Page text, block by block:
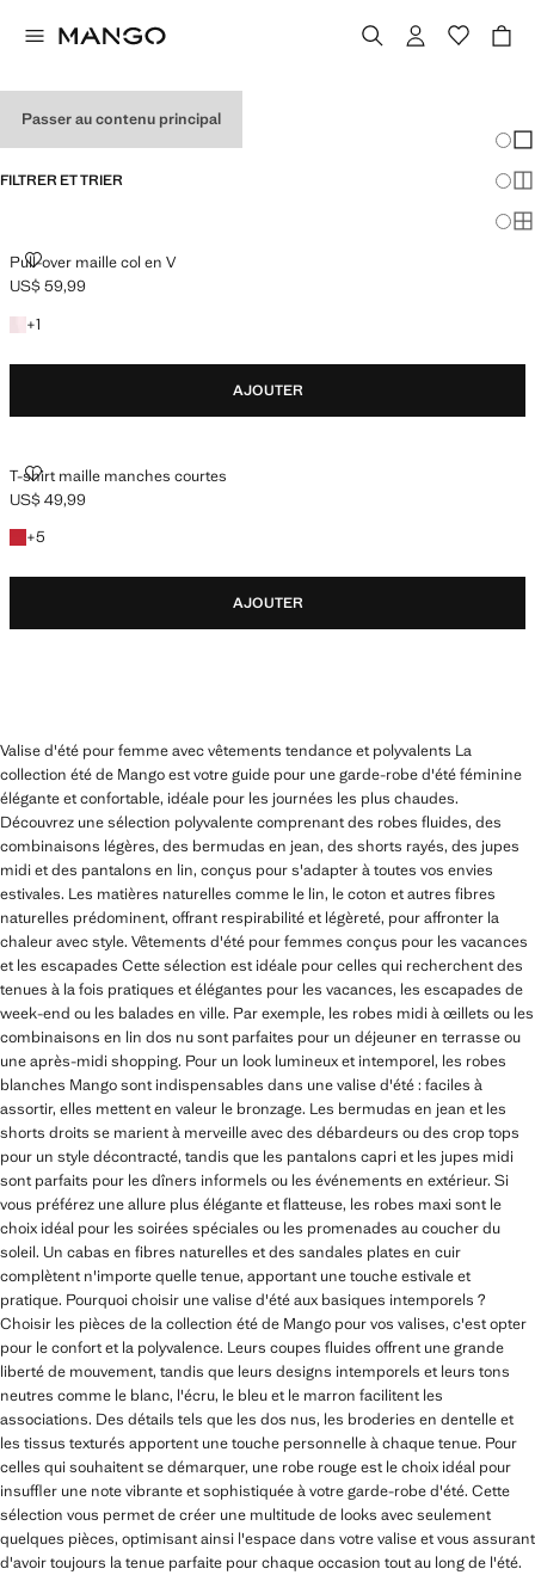
Passer au contenu principal
FILTRER ET TRIER
Pull-over maille col en V
PULL-OVER MAILLE COL EN V
Prix actuel [US$ 59,99 ]
US$ 59,99
+1
+1 couleur
AJOUTER
T-shirt maille manches courtes
T-SHIRT MAILLE MANCHES COURTES
Prix actuel [US$ 49,99 ]
US$ 49,99
+5
+5 couleurs
AJOUTER
Valise d'été pour femme avec vêtements tendance et polyvalents La
collection été de Mango est votre guide pour une garde-robe d'été féminine
élégante et confortable, idéale pour les journées les plus chaudes.
Découvrez une sélection polyvalente comprenant des robes fluides, des
combinaisons légères, des bermudas en jean, des shorts rayés, des jupes
midi et des pantalons en lin, conçus pour s'adapter à toutes vos envies
estivales. Les matières naturelles comme le lin, le coton et autres fibres
naturelles prédominent, offrant respirabilité et légèreté, pour affronter la
chaleur avec style. Vêtements d'été pour femmes conçus pour les vacances
et les escapades Cette sélection est idéale pour celles qui recherchent des
tenues à la fois pratiques et élégantes pour les vacances, les escapades de
week-end ou les balades en ville. Par exemple, les robes midi à œillets ou les
combinaisons en lin dos nu sont parfaites pour un déjeuner en terrasse ou
une après-midi shopping. Pour un look lumineux et intemporel, les robes
blanches Mango sont indispensables dans une valise d'été : faciles à
assortir, elles mettent en valeur le bronzage. Les bermudas en jean et les
shorts droits se marient à merveille avec des débardeurs ou des crop tops
pour un style décontracté, tandis que les pantalons capri et les jupes midi
sont parfaits pour les dîners informels ou les événements en extérieur. Si
vous préférez une allure plus élégante et flatteuse, les robes maxi sont le
choix idéal pour les soirées spéciales ou les promenades au coucher du
soleil. Un cabas en fibres naturelles et des sandales plates en cuir
complètent n'importe quelle tenue, apportant une touche estivale et
pratique. Pourquoi choisir une valise d'été aux basiques intemporels ?
Choisir les pièces de la collection été de Mango pour vos valises, c'est opter
pour le confort et la polyvalence. Leurs coupes fluides offrent une grande
liberté de mouvement, tandis que leurs designs intemporels et leurs tons
neutres comme le blanc, l'écru, le bleu et le marron facilitent les
associations. Des détails tels que les dos nus, les broderies en dentelle et
les tissus texturés apportent une touche personnelle à chaque tenue. Pour
celles qui souhaitent se démarquer, une robe rouge est le choix idéal pour
insuffler une note vibrante et sophistiquée à votre garde-robe d'été. Cette
sélection vous permet de créer une multitude de looks avec seulement
quelques pièces, optimisant ainsi l'espace dans votre valise et vous assurant
d'avoir toujours la tenue parfaite pour chaque occasion tout au long de l'été.